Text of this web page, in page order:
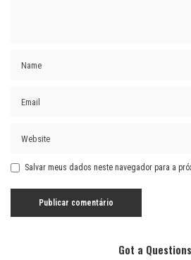
Salvar meus dados neste navegador para a
Got a